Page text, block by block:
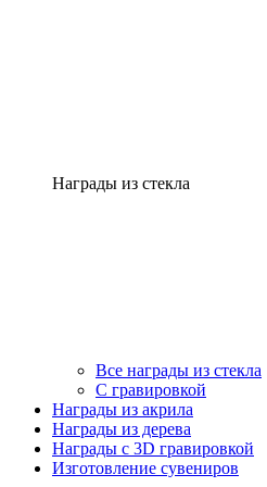
Награды из стекла
Все награды из стекла
С гравировкой
Награды из акрила
Награды из дерева
Награды с 3D гравировкой
Изготовление сувениров